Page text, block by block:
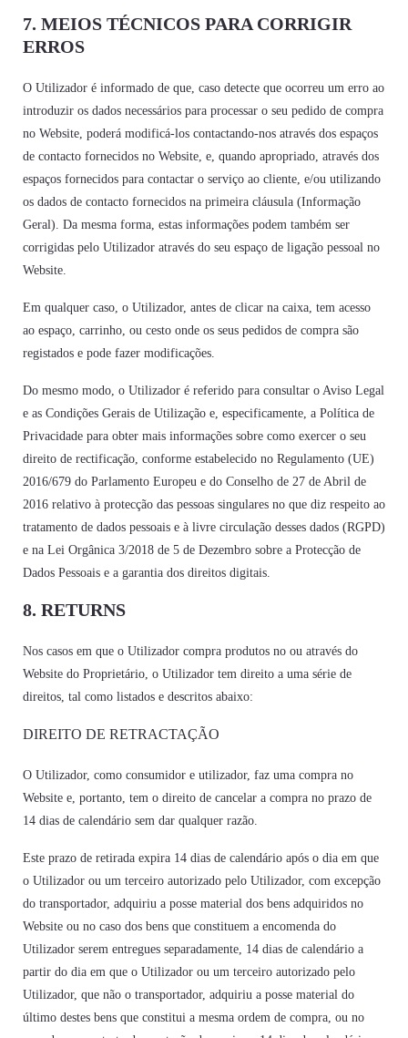
7. MEIOS TÉCNICOS PARA CORRIGIR
ERROS
O Utilizador é informado de que, caso detecte que ocorreu um erro ao
introduzir os dados necessários para processar o seu pedido de compra
no Website, poderá modificá-los contactando-nos através dos espaços
de contacto fornecidos no Website, e, quando apropriado, através dos
espaços fornecidos para contactar o serviço ao cliente, e/ou utilizando
os dados de contacto fornecidos na primeira cláusula (Informação
Geral). Da mesma forma, estas informações podem também ser
corrigidas pelo Utilizador através do seu espaço de ligação pessoal no
Website.
Em qualquer caso, o Utilizador, antes de clicar na caixa, tem acesso
ao espaço, carrinho, ou cesto onde os seus pedidos de compra são
registados e pode fazer modificações.
Do mesmo modo, o Utilizador é referido para consultar o Aviso Legal
e as Condições Gerais de Utilização e, especificamente, a Política de
Privacidade para obter mais informações sobre como exercer o seu
direito de rectificação, conforme estabelecido no Regulamento (UE)
2016/679 do Parlamento Europeu e do Conselho de 27 de Abril de
2016 relativo à protecção das pessoas singulares no que diz respeito ao
tratamento de dados pessoais e à livre circulação desses dados (RGPD)
e na Lei Orgânica 3/2018 de 5 de Dezembro sobre a Protecção de
Dados Pessoais e a garantia dos direitos digitais.
8. RETURNS
Nos casos em que o Utilizador compra produtos no ou através do
Website do Proprietário, o Utilizador tem direito a uma série de
direitos, tal como listados e descritos abaixo:
DIREITO DE RETRACTAÇÃO
O Utilizador, como consumidor e utilizador, faz uma compra no
Website e, portanto, tem o direito de cancelar a compra no prazo de
14 dias de calendário sem dar qualquer razão.
Este prazo de retirada expira 14 dias de calendário após o dia em que
o Utilizador ou um terceiro autorizado pelo Utilizador, com excepção
do transportador, adquiriu a posse material dos bens adquiridos no
Website ou no caso dos bens que constituem a encomenda do
Utilizador serem entregues separadamente, 14 dias de calendário a
partir do dia em que o Utilizador ou um terceiro autorizado pelo
Utilizador, que não o transportador, adquiriu a posse material do
último destes bens que constitui a mesma ordem de compra, ou no